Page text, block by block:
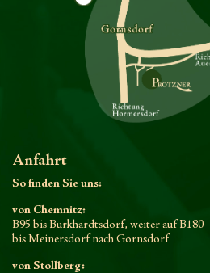
Anfahrt
So finden Sie uns:
von Chemnitz:
B95 bis Burkhardtsdorf, weiter auf B180
bis Meinersdorf nach Gornsdorf
von Stollberg: